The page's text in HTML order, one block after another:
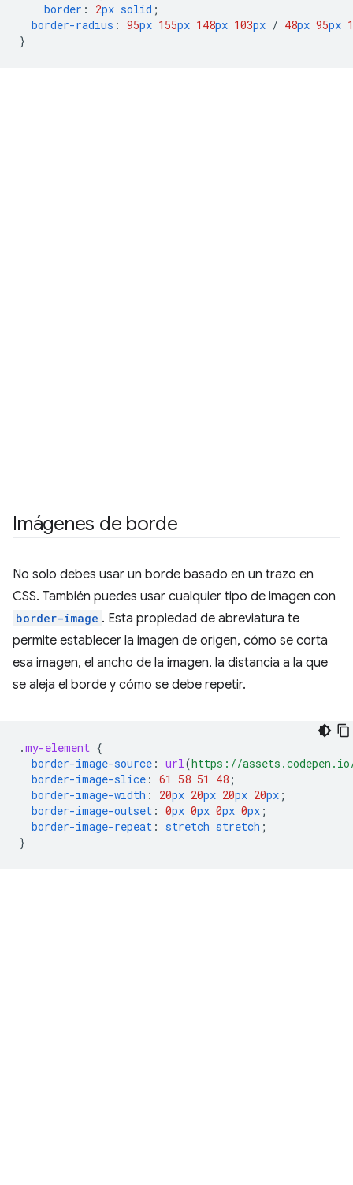
border : 2px solid ;
border-radius : 95px 155px 148px 103px / 48px 95px
}
Imágenes de borde
No solo debes usar un borde basado en un trazo en
CSS. También puedes usar cualquier tipo de imagen con
border-image . Esta propiedad de abreviatura te
permite establecer la imagen de origen, cómo se corta
esa imagen, el ancho de la imagen, la distancia a la que
se aleja el borde y cómo se debe repetir.
.my-element {
border-image-source : url(https://
border-image-slice : 61 58 51 48 ;
border-image-width : 20px 20px 20px 20px ;
border-image-outset : 0px 0px 0px 0px ;
border-image-repeat : stretch stretch ;
}